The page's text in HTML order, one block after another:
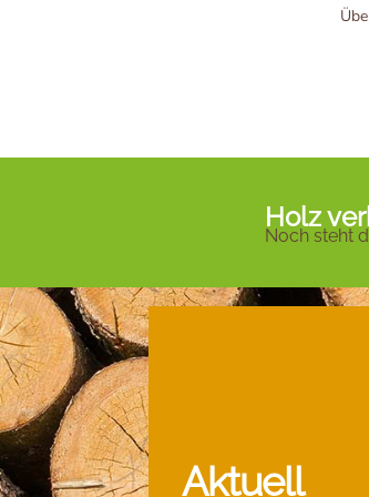
Holz
Noch steht
Aktuell